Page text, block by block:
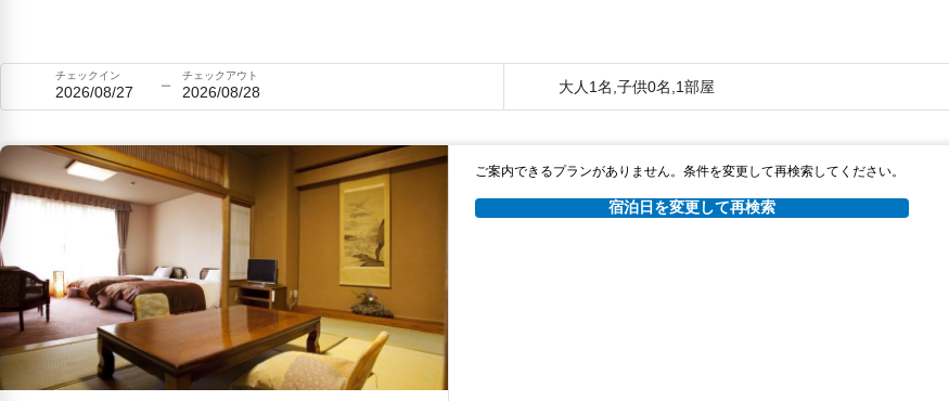
チェックイン
2026/08/27
チェックアウト
2026/08/28 大人1名,子供0名,1部屋
ご案内できるプランがありません。条件を変更して再検索してください。
宿泊日を変更して再検索